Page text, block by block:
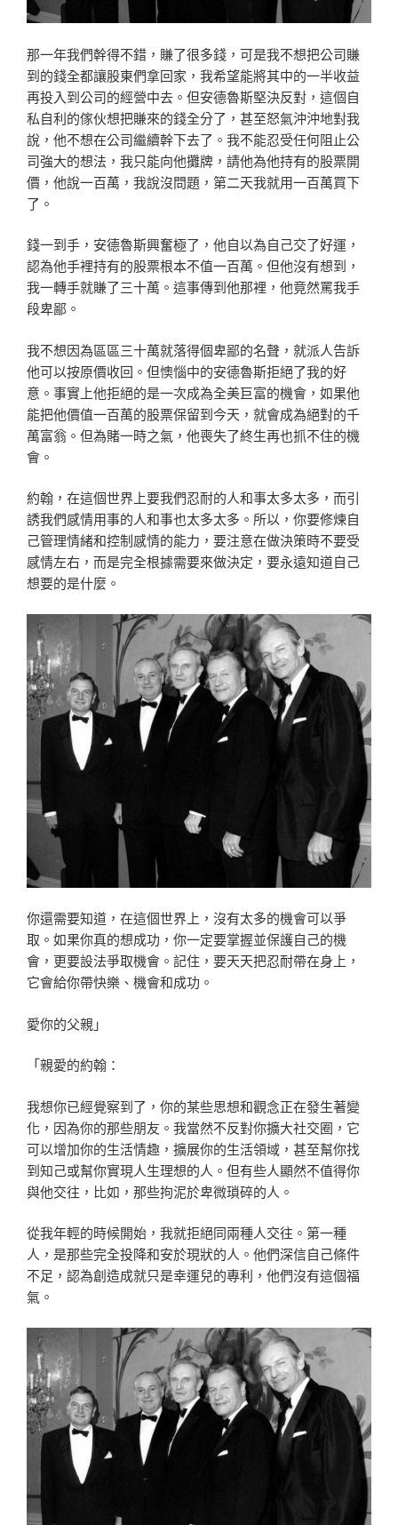
那一年我們幹得不錯，賺了很多錢，可是我不想把公司賺
到的錢全都讓股東們拿回家，我希望能將其中的一半收益
再投入到公司的經營中去。但安德魯斯堅決反對，這個自
私自利的傢伙想把賺來的錢全分了，甚至怒氣沖沖地對我
說，他不想在公司繼續幹下去了。我不能忍受任何阻止公
司強大的想法，我只能向他攤牌，請他為他持有的股票開
價，他說一百萬，我說沒問題，第二天我就用一百萬買下
了。
錢一到手，安德魯斯興奮極了，他自以為自己交了好運，
認為他手裡持有的股票根本不值一百萬。但他沒有想到，
我一轉手就賺了三十萬。這事傳到他那裡，他竟然罵我手
段卑鄙。
我不想因為區區三十萬就落得個卑鄙的名聲，就派人告訴
他可以按原價收回。但懊惱中的安德魯斯拒絕了我的好
意。事實上他拒絕的是一次成為全美巨富的機會，如果他
能把他價值一百萬的股票保留到今天，就會成為絕對的千
萬富翁。但為賭一時之氣，他喪失了終生再也抓不住的機
會。
約翰，在這個世界上要我們忍耐的人和事太多太多，而引
誘我們感情用事的人和事也太多太多。所以，你要修煉自
己管理情緒和控制感情的能力，要注意在做決策時不要受
感情左右，而是完全根據需要來做決定，要永遠知道自己
想要的是什麼。
你還需要知道，在這個世界上，沒有太多的機會可以爭
取。如果你真的想成功，你一定要掌握並保護自己的機
會，更要設法爭取機會。記住，要天天把忍耐帶在身上，
它會給你帶快樂、機會和成功。
愛你的父親」
「親愛的約翰：
我想你已經覺察到了，你的某些思想和觀念正在發生著變
化，因為你的那些朋友。我當然不反對你擴大社交圈，它
可以增加你的生活情趣，擴展你的生活領域，甚至幫你找
到知己或幫你實現人生理想的人。但有些人顯然不值得你
與他交往，比如，那些拘泥於卑微瑣碎的人。
從我年輕的時候開始，我就拒絕同兩種人交往。第一種
人，是那些完全投降和安於現狀的人。他們深信自己條件
不足，認為創造成就只是幸運兒的專利，他們沒有這個福
氣。